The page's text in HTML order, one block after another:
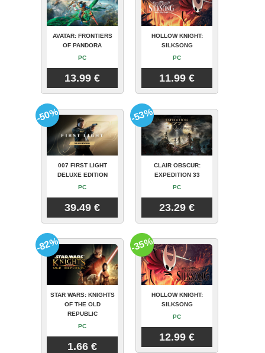
AVATAR: FRONTIERS
OF PANDORA
PC
13.99 €
HOLLOW KNIGHT:
SILKSONG
PC
11.99 €
007 FIRST LIGHT
DELUXE EDITION
PC
39.49 €
-50%
CLAIR OBSCUR:
EXPEDITION 33
PC
23.29 €
-53%
STAR WARS: KNIGHTS
OF THE OLD
REPUBLIC
PC
1.66 €
-82%
HOLLOW KNIGHT:
SILKSONG
PC
12.99 €
-35%